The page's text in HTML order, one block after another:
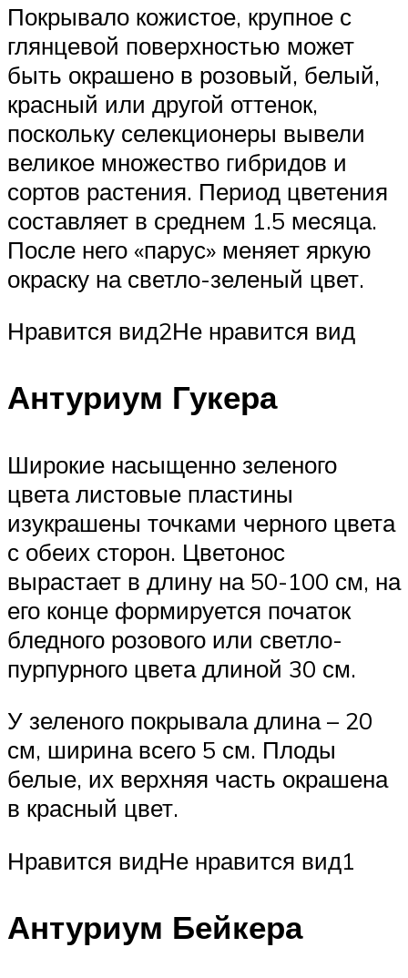
Покрывало кожистое, крупное с
глянцевой поверхностью может
быть окрашено в розовый, белый,
красный или другой оттенок,
поскольку селекционеры вывели
великое множество гибридов и
сортов растения. Период цветения
составляет в среднем 1.5 месяца.
После него «парус» меняет яркую
окраску на светло-зеленый цвет.
Нравится вид2Не нравится вид
Антуриум Гукера
Широкие насыщенно зеленого
цвета листовые пластины
изукрашены точками черного цвета
с обеих сторон. Цветонос
вырастает в длину на 50-100 см, на
его конце формируется початок
бледного розового или светло-
пурпурного цвета длиной 30 см.
У зеленого покрывала длина – 20
см, ширина всего 5 см. Плоды
белые, их верхняя часть окрашена
в красный цвет.
Нравится видНе нравится вид1
Антуриум Бейкера